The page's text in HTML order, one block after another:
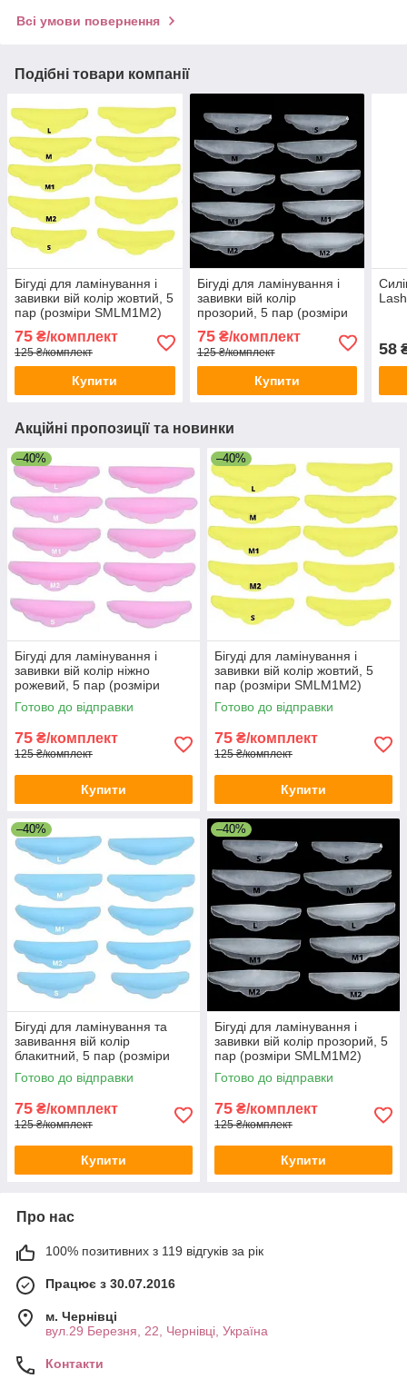
Всі умови повернення
Подібні товари компанії
Бігуді для ламінування і
завивки вій колір жовтий, 5
пар (розміри SMLM1M2)
75 ₴/комплект
125 ₴/комплект
Купити
Бігуді для ламінування і
завивки вій колір
прозорий, 5 пар (розміри
SMLM1M2)
75₴/комплект
125 ₴/комплект
Купити
58
Акційні пропозиції та новинки
–40%
Бігуді для ламінування і
завивки вій колір ніжно
рожевий, 5 пар (розміри
SMLM1M2)
Готово до відправки
75 ₴/комплект
125 ₴/комплект
Купити
–40%
Бігуді для ламінування і
завивки вій колір жовтий, 5
пар (розміри SMLM1M2)
Готово до відправки
75 ₴/комплект
125 ₴/комплект
Купити
–40%
Бігуді для ламінування та
завивання вій колір
блакитний, 5 пар (розміри
SMLM1M2)
Готово до відправки
75 ₴/комплект
125 ₴/комплект
Купити
–40%
Бігуді для ламінування і
завивки вій колір прозорий, 5
пар (розміри SMLM1M2)
Готово до відправки
75 ₴/комплект
125 ₴/комплект
Купити
Про нас
100% позитивних з 119 відгуків за рік
Працює з 30.07.2016
м. Чернівці
вул.29 Березня, 22, Чернівці, Україна
Контакти